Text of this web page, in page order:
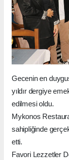
Gecenin en
yıldır dergiye
edilmesi oldu.
Mykonos
sahipliğinde
etti.
Favori Lezzetler